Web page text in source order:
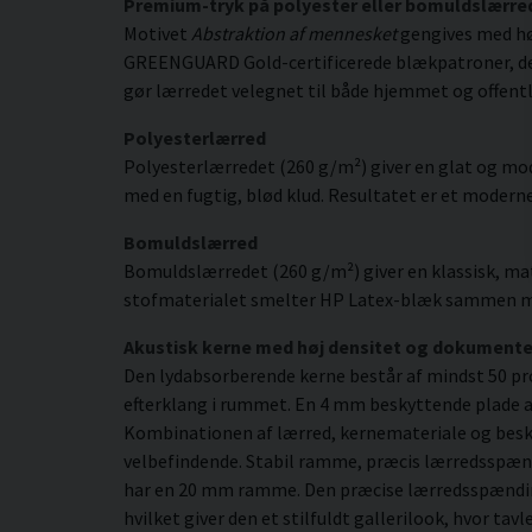
Motivet Abstraktion af mennesketgengives med
GREENGUARD Gold-certificerede blækpatroner,
gør lærredet velegnet til både hjemmet og
Polyesterlærred
Polyesterlærredet (260 g/m²) giver en glat og
med en fugtig, blød klud. Resultatet er et
Bomuldslærred
Bomuldslærredet (260 g/m²) giver en klassisk,
stofmaterialet smelter HP Latex-blæk sammen
Akustisk kerne med høj densitet og
Den lydabsorberende kerne består af mindst 50
efterklang i rummet. En 4 mm beskyttende
Kombinationen af lærred, kernemateriale og
velbefindende. Stabil ramme, præcis
har en 20 mm ramme. Den præcise
hvilket giver den et stilfuldt gallerilook, hvor